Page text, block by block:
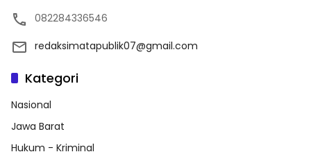
082284336546
redaksimatapublik07@gmail.com
Kategori
Nasional
Jawa Barat
Hukum - Kriminal